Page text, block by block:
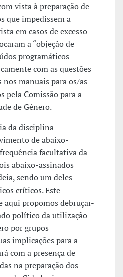
vista à preparação de
que impedissem a
em casos de excesso
a “objeção de
programáticos
com as questões
nos manuais para os/as
pela Comissão para a
de Género.
da disciplina
de abaixo-
facultativa da
abaixo-assinados
sendo um deles
críticos. Este
propomos debruçar-
político da utilização
por grupos
implicações para a
com a presença de
na preparação dos